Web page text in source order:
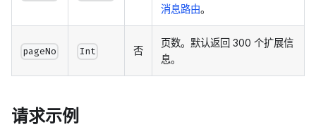
消息路由。
pageNo Int 否
页数。默认返回 300 个扩展信
息。
请求示例